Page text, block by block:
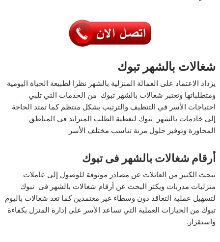
شغالات بالشهر تبوك
يزداد الاعتماد على العمالة المنزلية بالشهر نظرا لطبيعة الحياة اليومية
ومتطلباتها وتعتبر شغالات بالشهر تبوك من الخدمات التي تلبي
احتياجات الأسر في التنظيف والترتيب بشكل منتظم كما تمتد الحاجة
إلى خادمات بالشهر تبوك لتغطية الطلب المتزايد في المناطق
المجاورة وتوفير حلول مرنة تناسب مختلف الأسر.
أرقام شغالات بالشهر فى تبوك
تبحث الكثير من العائلات عن مصادر موثوقة للوصول إلى عاملات
منزليات مدربات ويكثر البحث عن أرقام شغالات بالشهر فى تبوك
لتسهيل عملية التعاقد دون وسطاء غير معتمدين كما تعد شغالات باليوم
تبوك من الخيارات العملية التي تساعد الأسر على إدارة المنزل بكفاءة
واستقرار.